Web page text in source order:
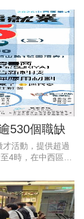
530個職缺
活動，提供超過
4時，在中西區公